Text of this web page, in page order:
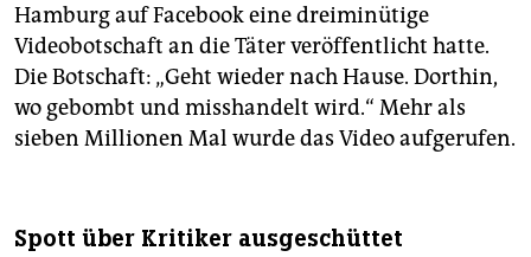
Hamburg auf Facebook eine dreiminütige
Videobotschaft an die Täter veröffentlicht hatte.
Die Botschaft: „Geht wieder nach Hause. Dorthin,
wo gebombt und misshandelt wird.“ Mehr als
sieben Millionen Mal wurde das Video aufgerufen.
Spott über Kritiker ausgeschüttet